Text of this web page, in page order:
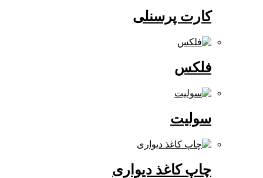
کارت پرسنلی
چاپ کاغذ دیواری